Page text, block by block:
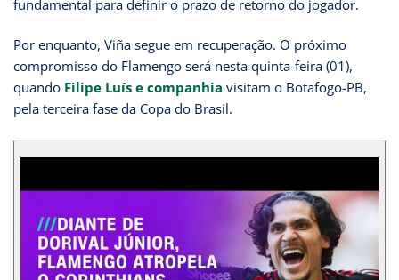
fundamental para definir o prazo de retorno do jogador.
Por enquanto, Viña segue em recuperação. O próximo
compromisso do Flamengo será nesta quinta-feira (01),
quando Filipe Luís e companhia visitam o Botafogo-PB,
pela terceira fase da Copa do Brasil.